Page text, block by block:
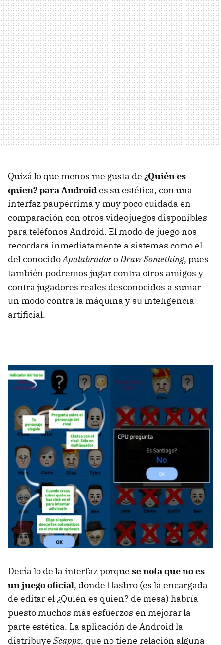
Quizá lo que menos me gusta de ¿Quién es
quien? para Androides su estética, con una
interfaz paupérrima y muy poco cuidada en
comparación con otros videojuegos disponibles
para teléfonos Android. El modo de juego nos
recordará inmediatamente a sistemas como el
del conocidoApalabradosoDraw Something, pues
también podremos jugar contra otros amigos y
contra jugadores reales desconocidos a sumar
un modo contra la máquina y su inteligencia
artificial.
Decía lo de la interfaz porque se nota que no es
un juego oficial, donde Hasbro (es la encargada
de editar el ¿Quién es quien? de mesa) habría
puesto muchos más esfuerzos en mejorar la
parte estética. La aplicación de Android la
distribuye Scappz, que no tiene relación alguna